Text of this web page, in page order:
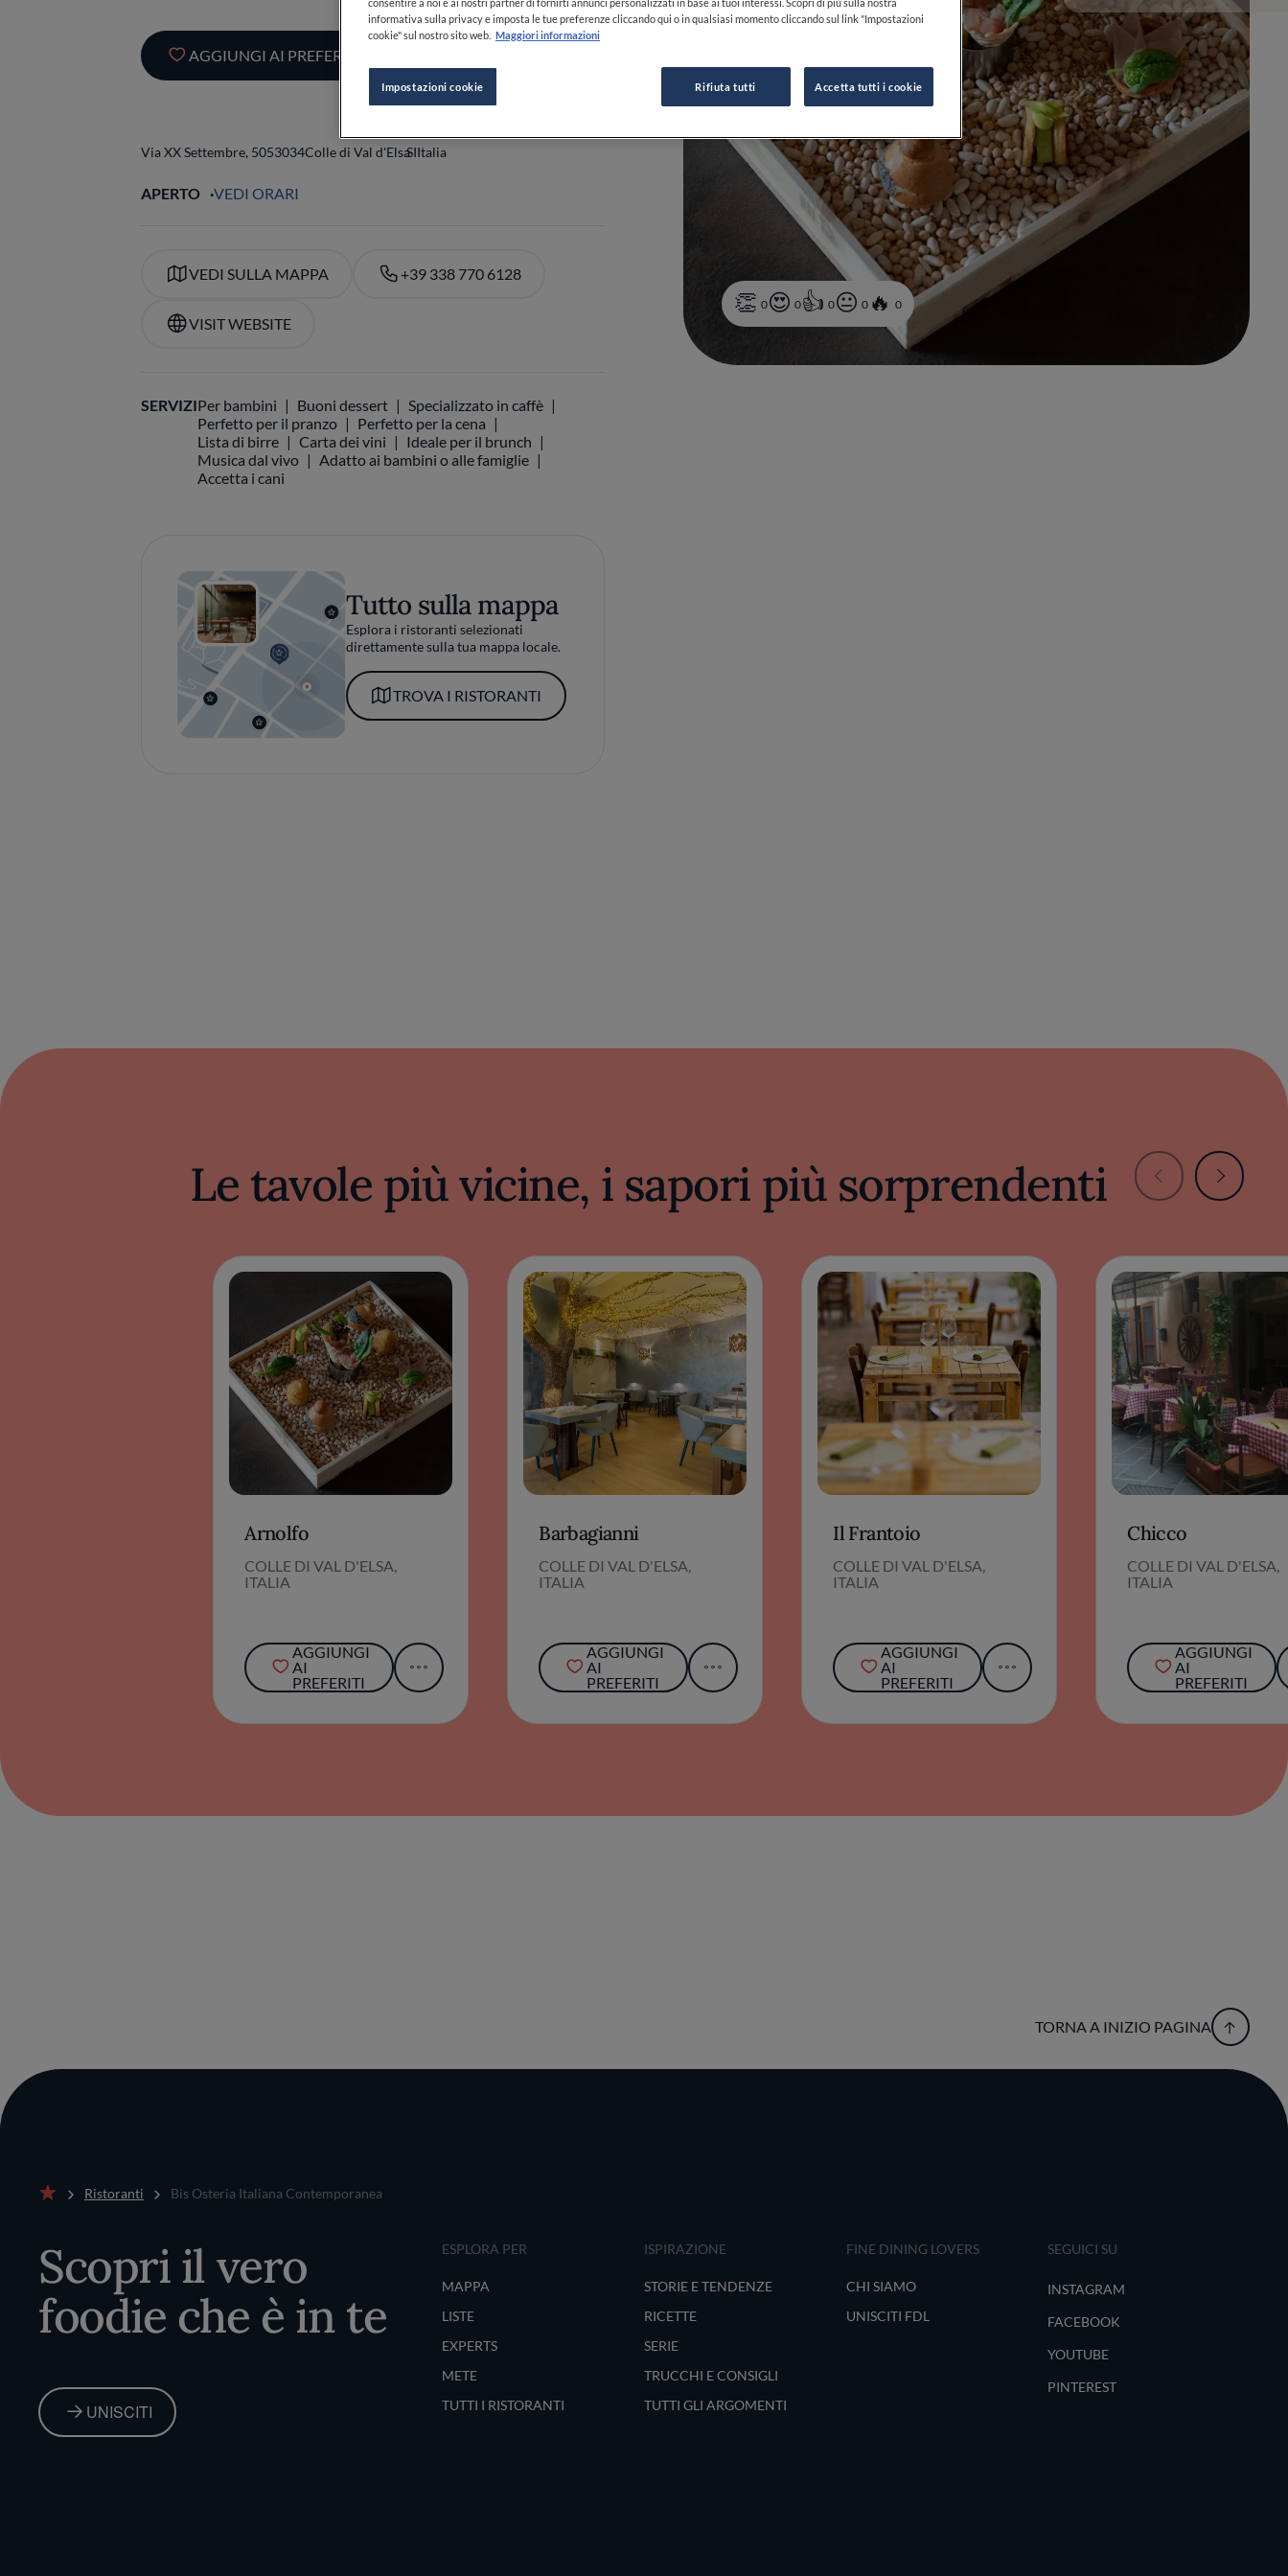
AGGIUNGI AI PREFERITI
0 0 0 0 0
Via XX Settembre, 5053034Colle di Val d'ElsaSIItalia
APERTO VEDI ORARI
VEDI SULLA MAPPA +39 338 770 6128
VISIT WEBSITE
SERVIZIPer bambini Buoni dessert
Specializzato in caffè
Perfetto per il pranzo
Perfetto per la cena
Lista di birre
Carta dei vini
Ideale per il brunch
Musica dal vivo
Adatto ai bambini o alle famiglie
Accetta i cani
Tutto sulla mappa
Esplora i ristoranti selezionati
direttamente sulla tua mappa locale.
TROVA I RISTORANTI
Le tavole più vicine, i sapori più sorprendenti
Arnolfo
COLLE DI VAL D'ELSA,
ITALIA
AGGIUNGI
AI
PREFERITI
Barbagianni
COLLE DI VAL D'ELSA,
ITALIA
AGGIUNGI
AI
PREFERITI
Il Frantoio
COLLE DI VAL D'ELSA,
ITALIA
AGGIUNGI
AI
PREFERITI
Chicco
COLLE DI VAL D'ELSA,
ITALIA
AGGIUNGI
AI
PREFERITI
TORNA A INIZIO PAGINA
Ristoranti Bis Osteria Italiana Contemporanea
Scopri il vero
foodie che è in te
UNISCITI
ESPLORA PER
MAPPA
LISTE
EXPERTS
METE
TUTTI I RISTORANTI
ISPIRAZIONE
STORIE E TENDENZE
RICETTE
SERIE
TRUCCHI E CONSIGLI
TUTTI GLI ARGOMENTI
FINE DINING LOVERS
CHI SIAMO
UNISCITI FDL
SEGUICI SU
INSTAGRAM
FACEBOOK
YOUTUBE
PINTEREST
informativa sulla privacy e imposta le tue preferenze cliccando qui o in qualsiasi momento cliccando sul link "Impostazioni
cookie" sul nostro sito web. Maggiori informazioni
Impostazioni cookie Rifiuta tutti Accetta tutti i cookie